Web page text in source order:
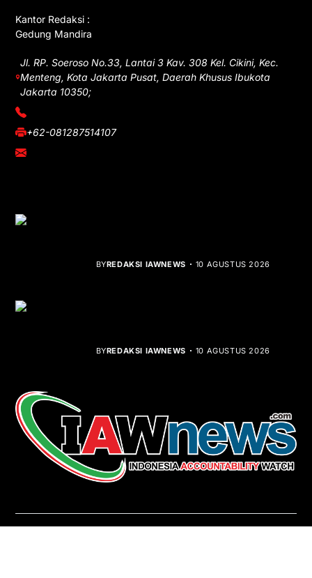
Kantor Redaksi :
Gedung Mandira
Jl. RP. Soeroso No.33, Lantai 3 Kav. 308 Kel. Cikini, Kec.
Menteng, Kota Jakarta Pusat, Daerah Khusus Ibukota
Jakarta 10350;
(021) 3908026
+62-081287514107
adm@iawnews.com
BYREDAKSI IAWNEWS 10 AGUSTUS 2026
BYREDAKSI IAWNEWS 10 AGUSTUS 2026